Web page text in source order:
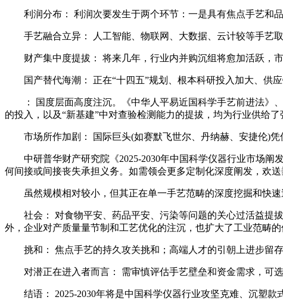
利润分布： 利润次要发生于两个环节：一是具有焦点手艺和品
手艺融合立异： 人工智能、物联网、大数据、云计较等手艺取
财产集中度提拔： 将来几年，行业内并购沉组将愈加活跃，市
国产替代海潮： 正在“十四五”规划、根本科研投入加大、供应
： 国度层面高度注沉。《中华人平易近国科学手艺前进法》、
的投入，以及“新基建”中对查验检测能力的提拔，均为行业供给了
市场所作加剧： 国际巨头(如赛默飞世尔、丹纳赫、安捷伦)凭
中研普华财产研究院《2025-2030年中国科学仪器行业市场阐
何间接或间接丧失承担义务。如需领会更多定制化深度阐发，欢送
虽然规模相对较小，但其正在单一手艺范畴的深度挖掘和快速
社会： 对食物平安、药品平安、污染等问题的关心过活益提拔
外，企业对产质量量节制和工艺优化的注沉，也扩大了工业范畴的
挑和： 焦点手艺的持久攻关挑和；高端人才的引朝上进步留存
对潜正在进入者而言： 需审慎评估手艺壁垒和资金需求，可选
结语： 2025-2030年将是中国科学仪器行业攻坚克难、沉塑款